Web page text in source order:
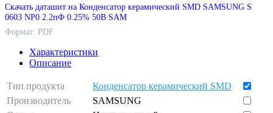
Скачать даташит на Конденсатор керамический SMD SAMSUNG S
0603 NP0 2.2пФ 0.25% 50В SAM
Формат: PDF
Характеристики
Описание
Тип продукта
Конденсатор керамический SMD
Производитель
SAMSUNG